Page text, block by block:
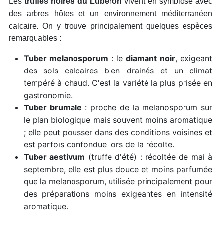
des arbres hôtes et un environnement méditerranéen
calcaire. On y trouve principalement quelques espèces
remarquables :
Tuber melanosporum : lediamant noir, exigeant
des sols calcaires bien drainés et un climat
tempéré à chaud. C'est la variété la plus prisée en
gastronomie.
Tuber brumale : proche de la melanosporum sur
le plan biologique mais souvent moins aromatique
; elle peut pousser dans des conditions voisines et
est parfois confondue lors de la récolte.
Tuber aestivum (truffe d'été) : récoltée de mai à
septembre, elle est plus douce et moins parfumée
que la melanosporum, utilisée principalement pour
des préparations moins exigeantes en intensité
aromatique.